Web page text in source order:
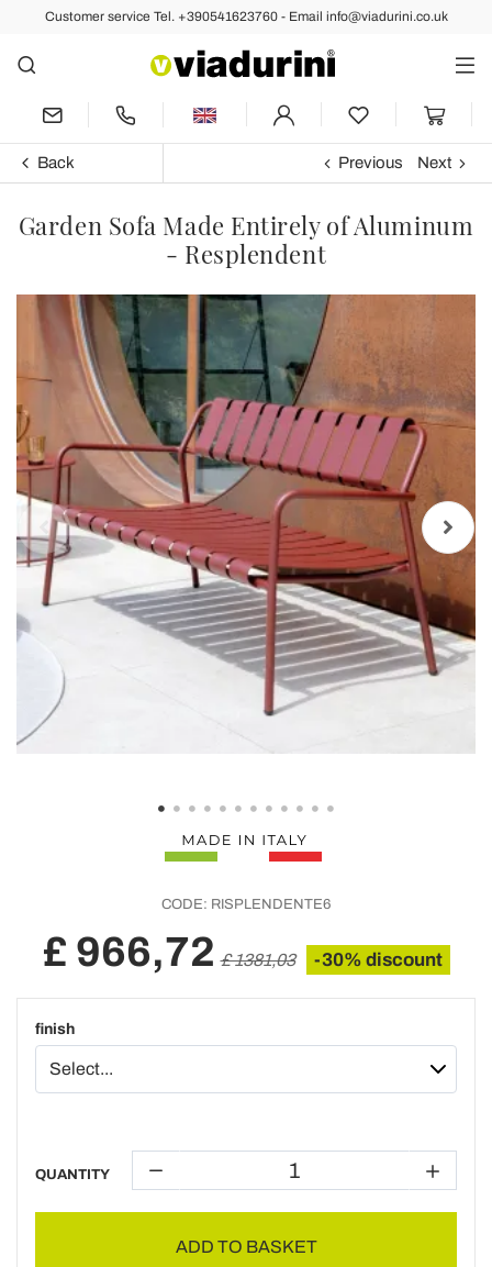
Customer service Tel. +390541623760 - Email info@viadurini.co.uk
Back Previous Next
Garden Sofa Made Entirely of Aluminum
- Resplendent
CODE: RISPLENDENTE6
£ 966,72 £ 1381,03 -30% discount
finish
QUANTITY
ADD TO BASKET